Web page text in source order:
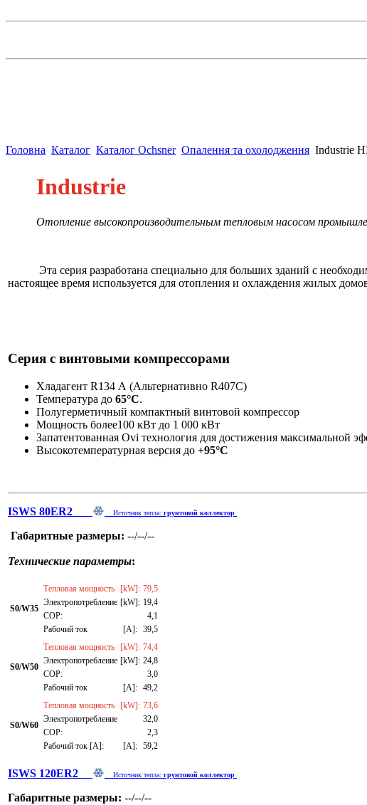
Головна Каталог Каталог Ochsner Опалення та охолодження Industrie
Industrie
Отопление высокопроизводительным тепловым насосом
Эта серия разработана специально для больших зданий с
настоящее время используется для отопления и охлаждения жилых
Серия с винтовыми компрессорами
Хладагент R134 А (Альтернативно R407C)
Температура до 65°C.
Полугерметичный компактный винтовой компрессор
Мощность более100 кВт до 1 000 кВт
Запатентованная Ovi технология для достижения максимальной
Высокотемпературная версия до +95°C
ISWS 80ER2 Источник тепла: грунтовой коллектор
Габаритные размеры: --/--/--
Технические параметры:
S0/W35
Тепловая мощность [kW]: 79,5
Электропотребление [kW]: 19,4
СОР:
4,1
Рабочий ток
[A]: 39,5
S0/W50
Тепловая мощность [kW]: 74,4
Электропотребление [kW]: 24,8
СОР:
3,0
Рабочий ток
[A]: 49,2
S0/W60
Тепловая мощность [kW]: 73,6
Электропотребление
32,0
СОР:
2,3
Рабочий ток [A]:
[A]: 59,2
ISWS 120ER2 Источник тепла: грунтовой коллектор
Габаритные размеры: --/--/--